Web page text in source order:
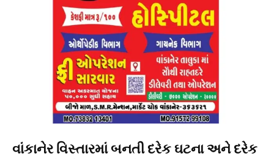
વાંકાનેર વિસ્તારમાં બનતી દરેક ઘટના અને દરેક